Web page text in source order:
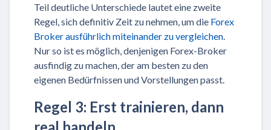
Teil deutliche Unterschiede lautet eine zweite
Regel, sich definitiv Zeit zu nehmen, um die Forex
Broker ausführlich miteinander zu vergleichen
Nur so ist es möglich, denjenigen Forex-Broker
ausfindig zu machen, der am besten zu den
eigenen Bedürfnissen und Vorstellungen passt.
Regel 3: Erst trainieren, dann